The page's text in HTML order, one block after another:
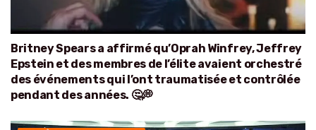
Britney Spears a affirmé qu’Oprah Winfrey, Jeffrey
Epstein et des membres de l’élite avaient orchestré
des événements qui l’ont traumatisée et contrôlée
pendant des années. 🤔💭